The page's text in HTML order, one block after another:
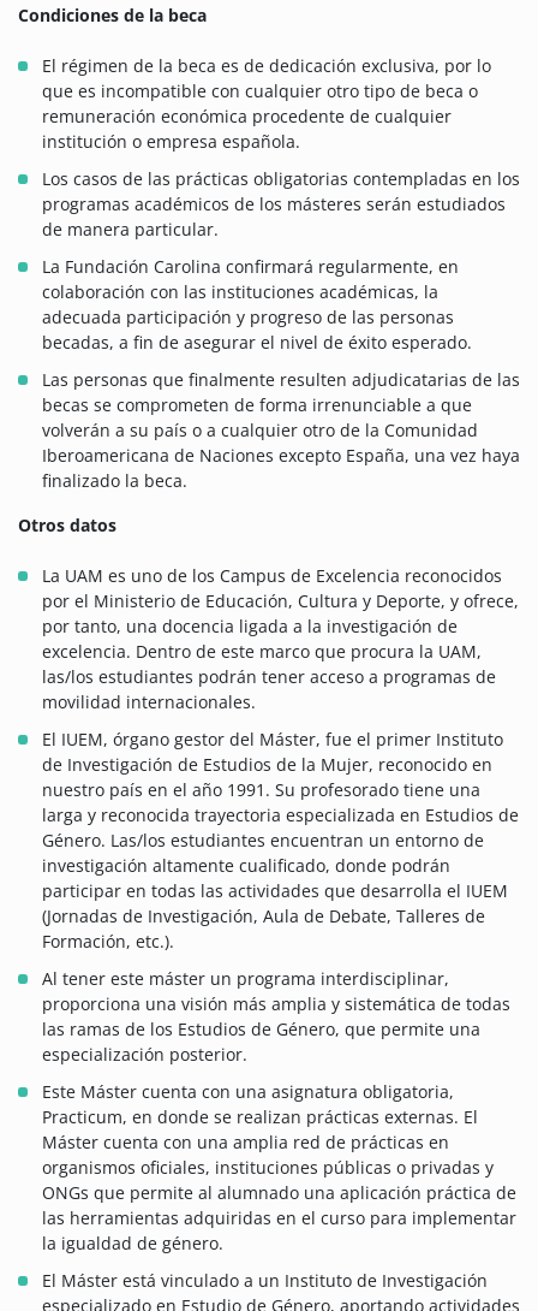
Condiciones de la beca
El régimen de la beca es de dedicación exclusiva, por lo
que es incompatible con cualquier otro tipo de beca o
remuneración económica procedente de cualquier
institución o empresa española.
Los casos de las prácticas obligatorias contempladas en los
programas académicos de los másteres serán estudiados
de manera particular.
La Fundación Carolina confirmará regularmente, en
colaboración con las instituciones académicas, la
adecuada participación y progreso de las personas
becadas, a fin de asegurar el nivel de éxito esperado.
Las personas que finalmente resulten adjudicatarias de las
becas se comprometen de forma irrenunciable a que
volverán a su país o a cualquier otro de la Comunidad
Iberoamericana de Naciones excepto España, una vez haya
finalizado la beca.
Otros datos
La UAM es uno de los Campus de Excelencia reconocidos
por el Ministerio de Educación, Cultura y Deporte, y ofrece,
por tanto, una docencia ligada a la investigación de
excelencia. Dentro de este marco que procura la UAM,
las/los estudiantes podrán tener acceso a programas de
movilidad internacionales.
El IUEM, órgano gestor del Máster, fue el primer Instituto
de Investigación de Estudios de la Mujer, reconocido en
nuestro país en el año 1991. Su profesorado tiene una
larga y reconocida trayectoria especializada en Estudios de
Género. Las/los estudiantes encuentran un entorno de
investigación altamente cualificado, donde podrán
participar en todas las actividades que desarrolla el IUEM
(Jornadas de Investigación, Aula de Debate, Talleres de
Formación, etc.).
Al tener este máster un programa interdisciplinar,
proporciona una visión más amplia y sistemática de todas
las ramas de los Estudios de Género, que permite una
especialización posterior.
Este Máster cuenta con una asignatura obligatoria,
Practicum, en donde se realizan prácticas externas. El
Máster cuenta con una amplia red de prácticas en
organismos oficiales, instituciones públicas o privadas y
ONGs que permite al alumnado una aplicación práctica de
las herramientas adquiridas en el curso para implementar
la igualdad de género.
El Máster está vinculado a un Instituto de Investigación
especializado en Estudio de Género, aportando actividades